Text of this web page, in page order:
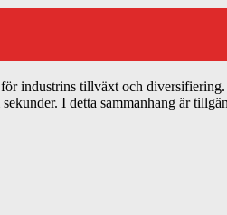
industrins tillväxt och
I detta sammanhang är